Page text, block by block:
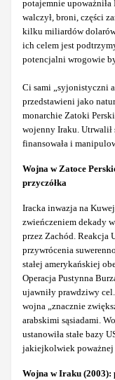
potajemnie
walczył, broni, części
kilku miliardów
ich celem jest
potencjalni wrogowie
Ci sami „syjonistyczni
przedstawieni jako
monarchie Zatoki
wojenny Iraku. Utrwalił
finansowała i
Wojna w Zatoce
przyczółka
Iracka inwazja na
zwieńczeniem dekady
przez Zachód. Reakcja
przywrócenia
stałej amerykańskiej
Operacja Pustynna
ujawniły prawdziwy
wojna „znacznie
arabskimi sąsiadami.
ustanowiła stałe bazy
jakiejkolwiek
Wojna w Iraku (2003):